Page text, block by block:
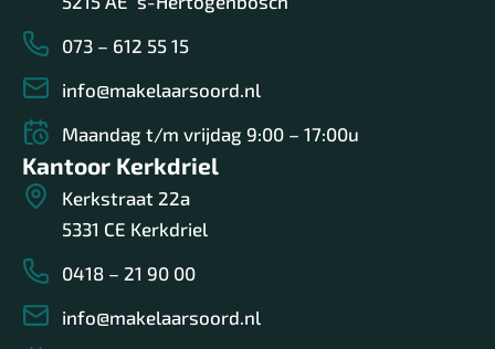
073 – 612 55 15
info@makelaarsoord.nl
Maandag t/m vrijdag 9:00 – 17:00u
Kantoor Kerkdriel
Kerkstraat 22a
5331 CE Kerkdriel
0418 – 21 90 00
info@makelaarsoord.nl